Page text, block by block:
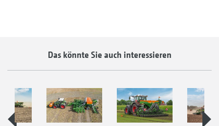
Das könnte Sie auch interessieren